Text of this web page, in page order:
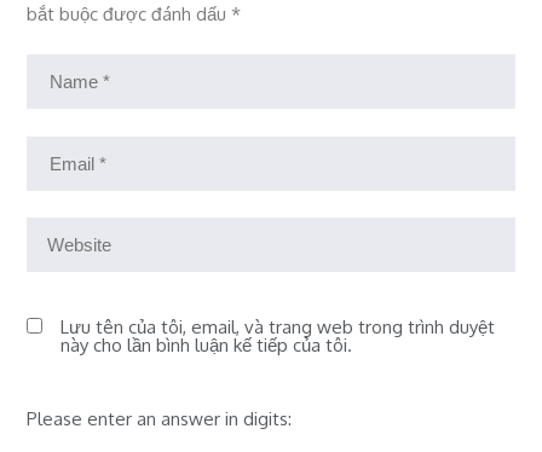
bắt buộc được đánh dấu*
Lưu tên của tôi, email, và trang web trong trình duyệt
này cho lần bình luận kế tiếp của tôi.
Please enter an answer in digits: